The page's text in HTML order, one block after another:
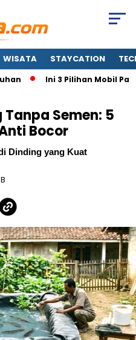
WISATA STAYCATION
Ini 3 Pilihan Mobil Paling
Semen: 5
Bocor
Dinding yang Kuat